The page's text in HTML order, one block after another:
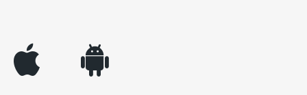
appleinc android